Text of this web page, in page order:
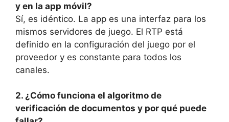
y en la app móvil?
Sí, es idéntico. La app es una interfaz para los
mismos servidores de juego. El RTP está
definido en la configuración del juego por el
proveedor y es constante para todos los
canales.
2. ¿Cómo funciona el algoritmo de
verificación de documentos y por qué puede